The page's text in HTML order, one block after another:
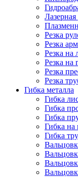
Лазерная
Резка
Резка
Резка на
Резка на
Резка
Резка
Гибка металла
Гибка
Гибка
Гибка
Гибка на
Гибка